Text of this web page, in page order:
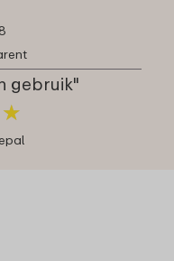
gebruik"
★
★